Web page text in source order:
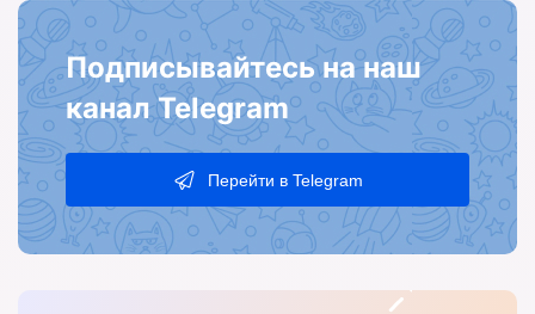
Подписывайтесь на наш
канал Telegram
Перейти в Telegram